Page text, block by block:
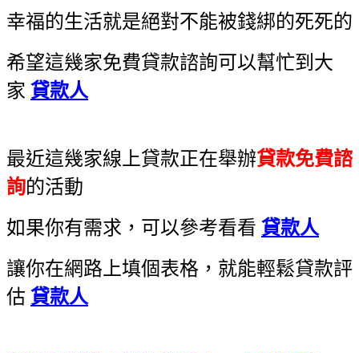
幸福的生活就是絕對不能被錢綁的死死的
希望這幾家免費貸款諮詢可以幫忙到大
家 貸款人
最近這幾家線上貸款正在舉辦貸款免費諮
詢的活動
如果你有需求，可以參考看看 貸款人
讓你在網路上填個表格，就能輕鬆貸款評
估 貸款人